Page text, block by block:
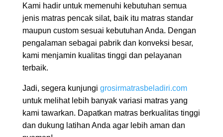
Kami hadir untuk memenuhi kebutuhan semua
jenis matras pencak silat, baik itu matras standar
maupun custom sesuai kebutuhan Anda. Dengan
pengalaman sebagai pabrik dan konveksi besar,
kami menjamin kualitas tinggi dan pelayanan
terbaik.
Jadi, segera kunjungi grosirmatrasbeladiri.com
untuk melihat lebih banyak variasi matras yang
kami tawarkan. Dapatkan matras berkualitas tinggi
dan dukung latihan Anda agar lebih aman dan